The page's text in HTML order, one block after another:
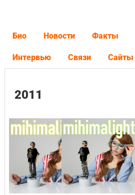
Био Новости Факты
Интервью Связи Сайты
2011